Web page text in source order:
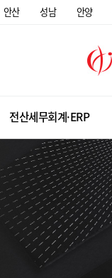
안산 성남 안양
전산세무회계·ERP